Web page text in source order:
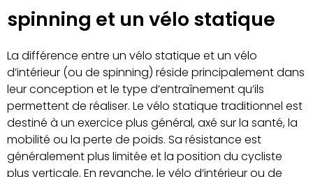
spinning et un vélo statique
La différence entre un vélo statique et un vélo
d’intérieur (ou de spinning) réside principalement dans
leur conception et le type d’entraînement qu’ils
permettent de réaliser. Le vélo statique traditionnel est
destiné à un exercice plus général, axé sur la santé, la
mobilité ou la perte de poids. Sa résistance est
généralement plus limitée et la position du cycliste
plus verticale. En revanche, le vélo d’intérieur ou de